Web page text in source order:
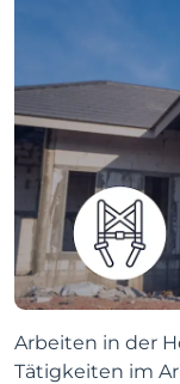
Arbeiten in der
Tätigkeiten im